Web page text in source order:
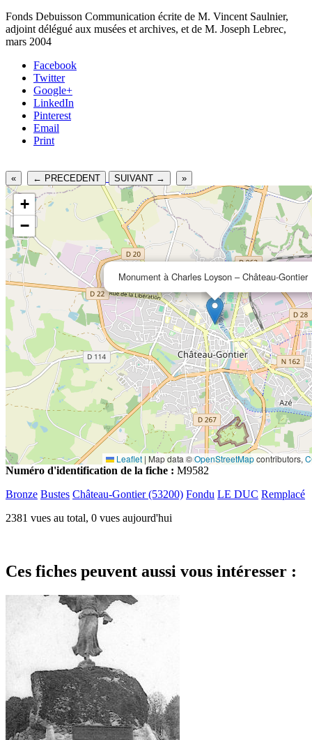
Fonds Debuisson Communication écrite de M. Vincent Saulnier,
adjoint délégué aux musées et archives, et de M. Joseph Lebrec,
mars 2004
Facebook
Twitter
Google+
LinkedIn
Pinterest
Email
Print
« ← PRECEDENT SUIVANT → »
Monument à Charles Loyson – Château-Gontier
+
−
Leaflet | Map data ©OpenStreetMapcontributors,
Numéro d'identification de la fiche : M9582
Bronze Bustes Château-Gontier (53200) Fondu LE DUC Remplacé
2381 vues au total, 0 vues aujourd'hui
Ces fiches peuvent aussi vous intéresser :